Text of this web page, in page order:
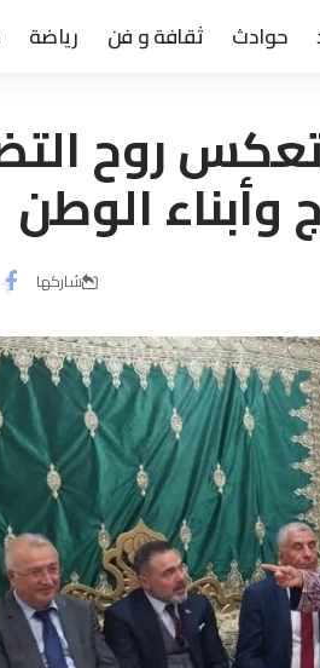
حوادث ثقافة و فن رياضة
تعكس روح
وأبناء الوطن
شاركها